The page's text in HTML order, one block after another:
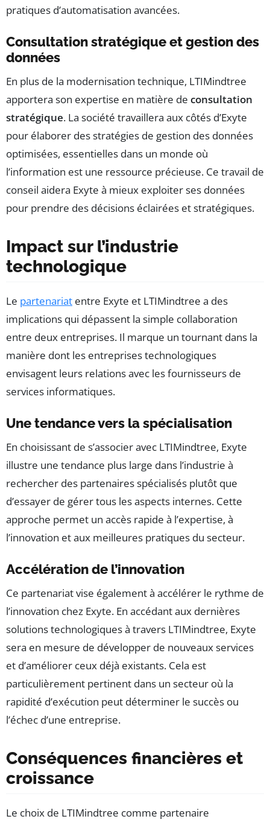
pratiques d’automatisation avancées.
Consultation stratégique et gestion des
données
En plus de la modernisation technique, LTIMindtree
apportera son expertise en matière de consultation
stratégique. La société travaillera aux côtés d’Exyte
pour élaborer des stratégies de gestion des données
optimisées, essentielles dans un monde où
l’information est une ressource précieuse. Ce travail de
conseil aidera Exyte à mieux exploiter ses données
pour prendre des décisions éclairées et stratégiques.
Impact sur l’industrie
technologique
Le partenariat entre Exyte et LTIMindtree a des
implications qui dépassent la simple collaboration
entre deux entreprises. Il marque un tournant dans la
manière dont les entreprises technologiques
envisagent leurs relations avec les fournisseurs de
services informatiques.
Une tendance vers la spécialisation
En choisissant de s’associer avec LTIMindtree, Exyte
illustre une tendance plus large dans l’industrie à
rechercher des partenaires spécialisés plutôt que
d’essayer de gérer tous les aspects internes. Cette
approche permet un accès rapide à l’expertise, à
l’innovation et aux meilleures pratiques du secteur.
Accélération de l’innovation
Ce partenariat vise également à accélérer le rythme de
l’innovation chez Exyte. En accédant aux dernières
solutions technologiques à travers LTIMindtree, Exyte
sera en mesure de développer de nouveaux services
et d’améliorer ceux déjà existants. Cela est
particulièrement pertinent dans un secteur où la
rapidité d’exécution peut déterminer le succès ou
l’échec d’une entreprise.
Conséquences financières et
croissance
Le choix de LTIMindtree comme partenaire